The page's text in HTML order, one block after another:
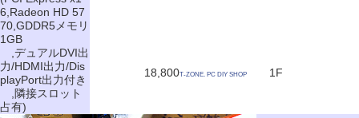
6,Radeon HD 57
70,GDDR5メモリ
1GB
,デュアルDVI出
力/HDMI出力/Dis
playPort出力付き
,隣接スロット
占有)
18,800T-ZONE. PC DIY SHOP 1F